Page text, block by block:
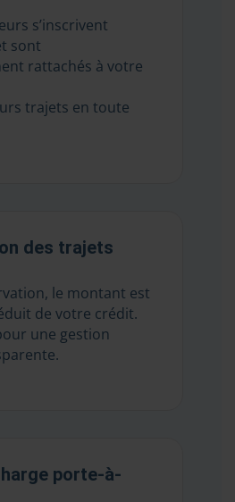
s’inscrivent
sont
rattachés à votre
trajets en toute
des trajets
le montant est
de votre crédit.
une gestion
porte-à-